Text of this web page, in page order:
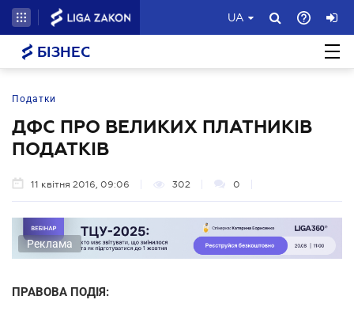
UA
БІЗНЕС
Податки
ДФС ПРО ВЕЛИКИХ ПЛАТНИКІВ
ПОДАТКІВ
11 квітня 2016, 09:06 302 0
Реклама
ПРАВОВА ПОДІЯ: